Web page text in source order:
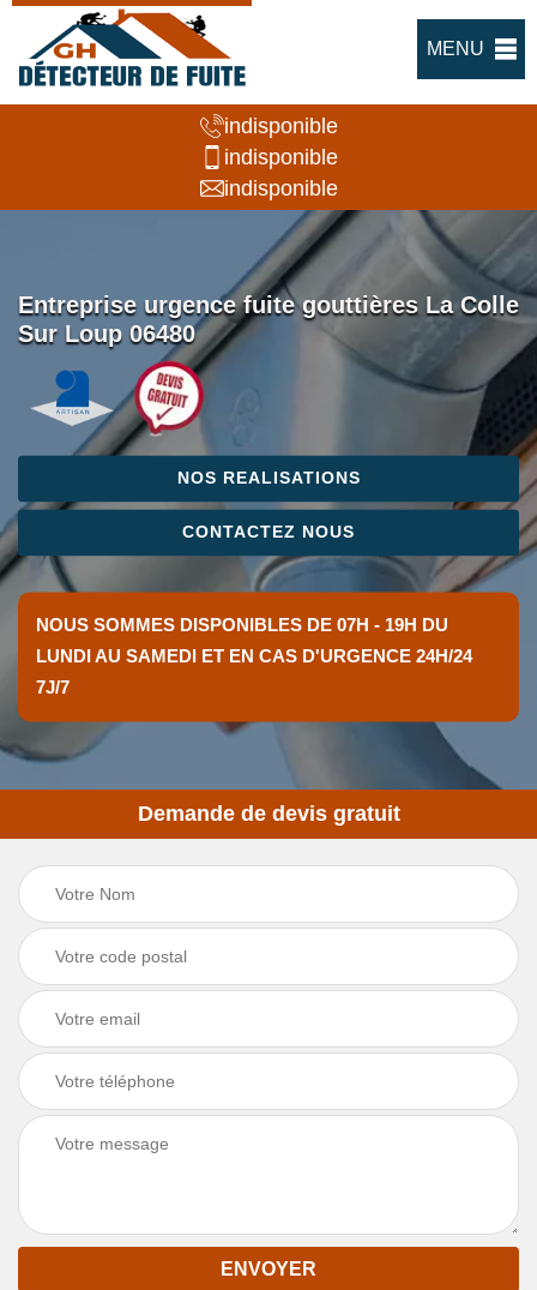
MENU
indisponible
indisponible
indisponible
Entreprise urgence fuite gouttières La Colle
Sur Loup 06480
NOS REALISATIONS
CONTACTEZ NOUS
NOUS SOMMES DISPONIBLES DE 07H - 19H DU
LUNDI AU SAMEDI ET EN CAS D'URGENCE 24H/24
7J/7
Demande de devis gratuit